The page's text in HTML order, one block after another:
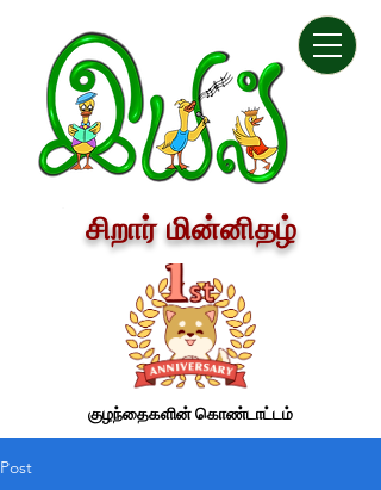
சிறார் மின்னிதழ்
குழந்தைகளின் கொண்டாட்டம்
Post